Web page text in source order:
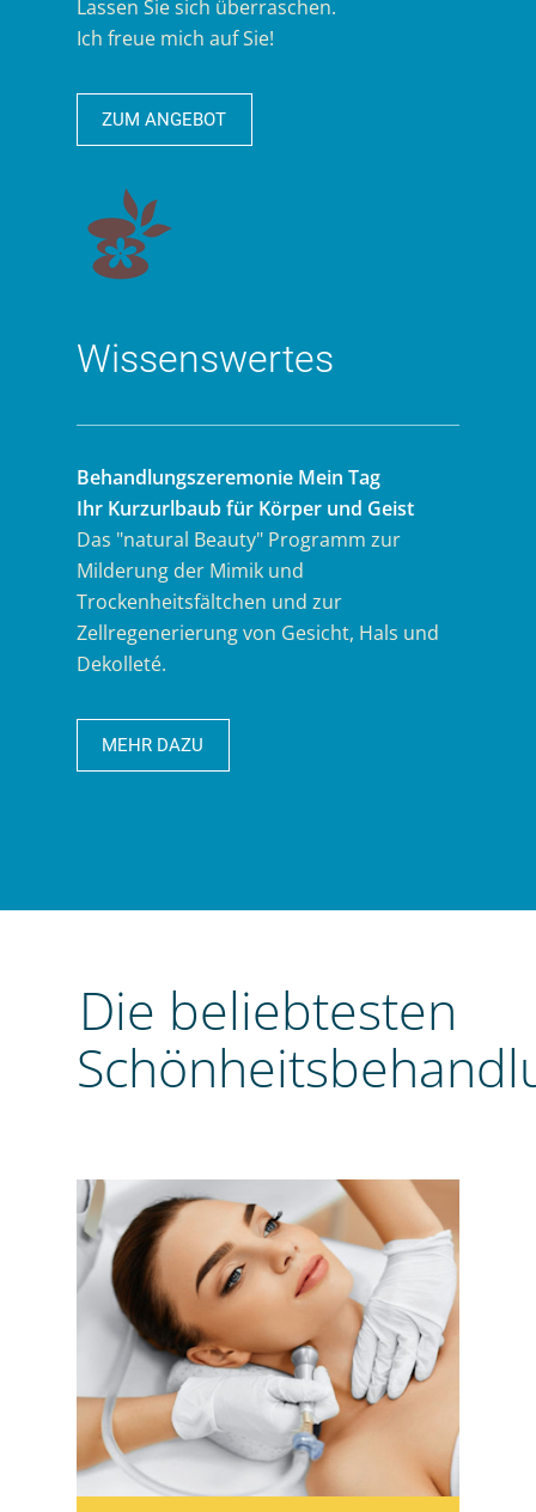
Lassen Sie sich überraschen.
Ich freue mich auf Sie!
ZUM ANGEBOT
Wissenswertes
Behandlungszeremonie Mein Tag
Ihr Kurzurlbaub für Körper und Geist
Das "natural Beauty" Programm zur
Milderung der Mimik und
Trockenheitsfältchen und zur
Zellregenerierung von Gesicht, Hals und
Dekolleté.
MEHR DAZU
Die beliebtesten